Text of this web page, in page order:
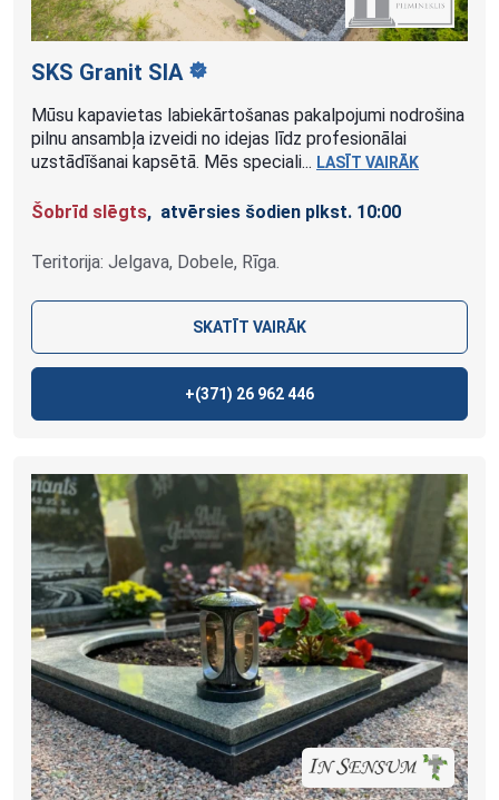
SKS Granit SIA
Mūsu kapavietas labiekārtošanas pakalpojumi nodrošina
pilnu ansambļa izveidi no idejas līdz profesionālai
uzstādīšanai kapsētā. Mēs speciali... LASĪT VAIRĀK
Šobrīd slēgts, atvērsies šodien plkst. 10:00
Teritorija: Jelgava, Dobele, Rīga.
SKATĪT VAIRĀK
+(371) 26 962 446